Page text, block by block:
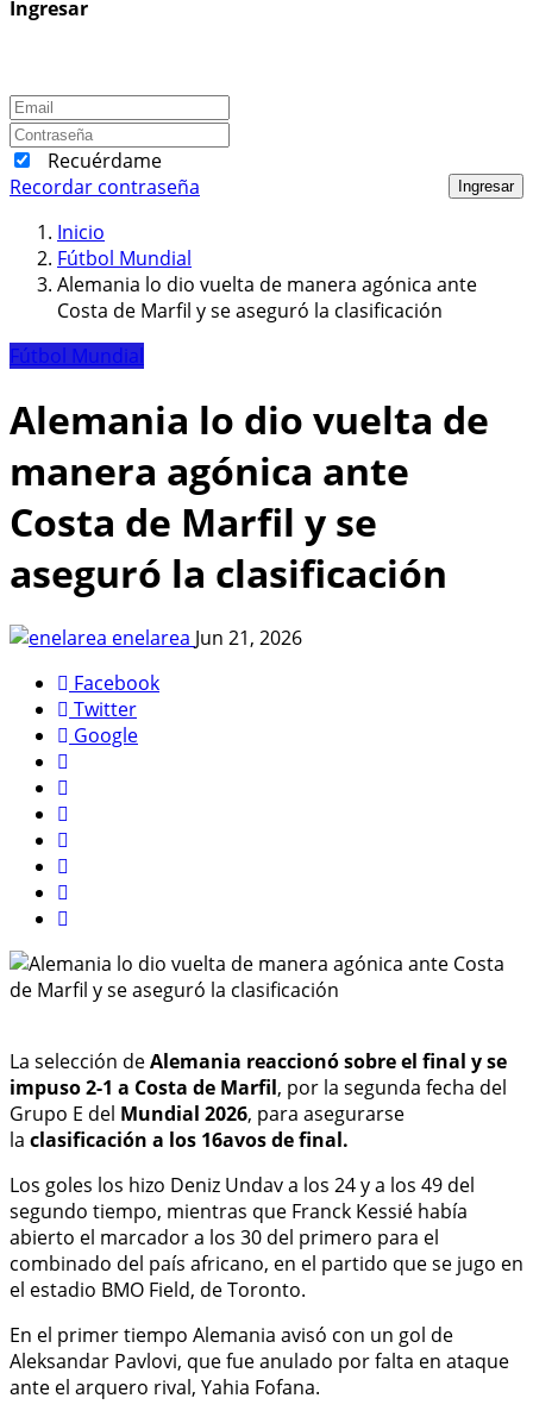
Ingresar
Recuérdame
Ingresar
Recordar contraseña
Inicio
Fútbol Mundial
Alemania lo dio vuelta de manera agónica ante
Costa de Marfil y se aseguró la clasificación
Fútbol Mundial
Alemania lo dio vuelta de
manera agónica ante
Costa de Marfil y se
aseguró la clasificación
enelarea Jun 21, 2026
Facebook
Twitter
Google
La selección deAlemania reaccionó sobre el final y se
impuso 2-1 a Costa de Marfil, por la segunda fecha del
Grupo E del Mundial 2026, para asegurarse
la clasificación a los 16avos de final.
Los goles los hizo Deniz Undav a los 24 y a los 49 del
segundo tiempo, mientras que Franck Kessié había
abierto el marcador a los 30 del primero para el
combinado del país africano, en el partido que se jugo en
el estadio BMO Field, de Toronto.
En el primer tiempo Alemania avisó con un gol de
Aleksandar Pavlovi, que fue anulado por falta en ataque
ante el arquero rival, Yahia Fofana.